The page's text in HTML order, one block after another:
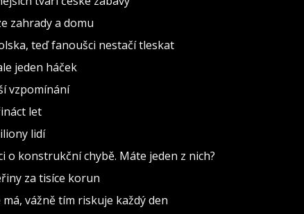
zahrady a domu
teď fanoušci nestačí tleskat
jeden háček
vzpomínání
let
lidí
konstrukční chybě. Máte jeden z nich?
za tisíce korun
vážně tím riskuje každý den